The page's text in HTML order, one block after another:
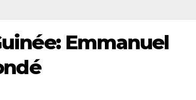
Emmanuel